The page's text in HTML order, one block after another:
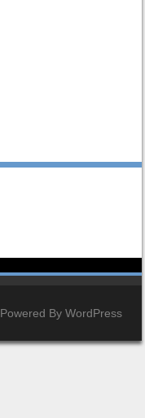
Powered By WordPress